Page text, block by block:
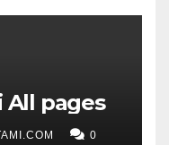
All pages
0